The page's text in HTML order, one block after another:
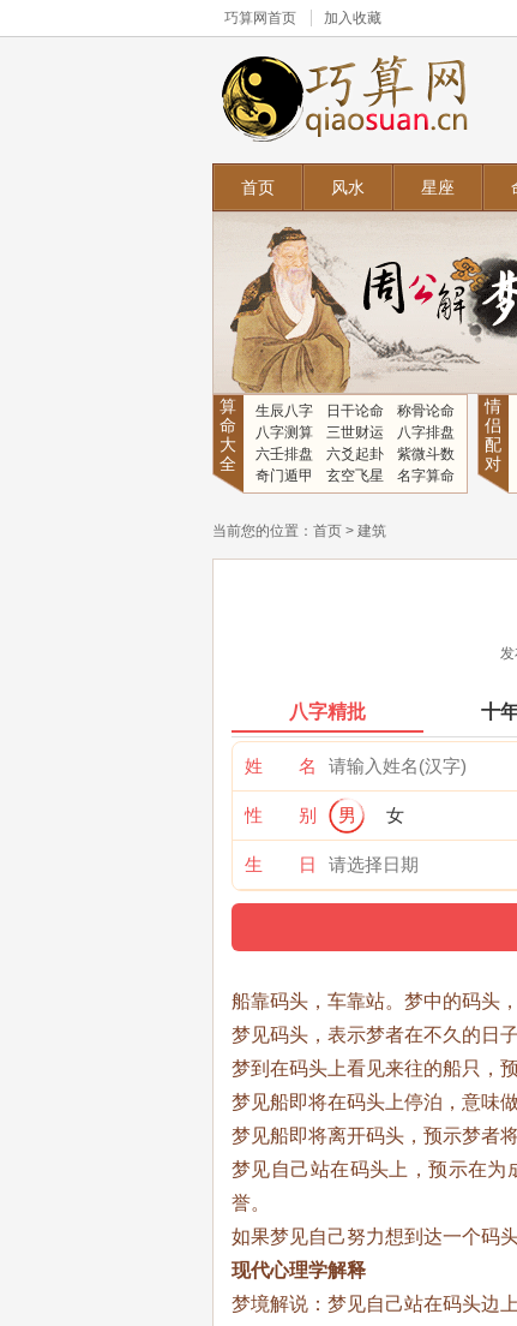
巧算网首页 加入收藏
首页 风水 星座
算
命
大
全
生辰八字 日干论命
称骨论命
八字测算
三世财运
八字排盘
六壬排盘
六爻起卦
紫微斗数
奇门遁甲
玄空飞星 名字算命
情
侣
配
对
当前您的位置： 首页 > 建筑
八字精批 十
姓 名
性 别 男 女
生 日
船靠码头，车靠站。梦中的码头
梦见码头，表示梦者在不久的日
梦到在码头上看见来往的船只，
梦见船即将在码头上停泊，意味
梦见船即将离开码头，预示梦者
梦见自己站在码头上，预示在为
誉。
如果梦见自己努力想到达一个码
现代心理学解释
梦境解说：梦见自己站在码头边